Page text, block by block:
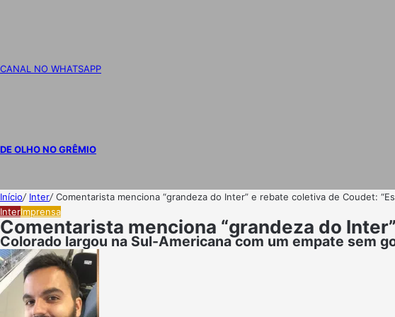
CANAL NO WHATSAPP
DE OLHO NO GRÊMIO
Início/ Inter/Comentarista menciona “grandeza do Inter” e rebate coletiva de Coudet:
InterImprensa
Comentarista menciona “grandeza do
Colorado largou na Sul-Americana com um empate sem